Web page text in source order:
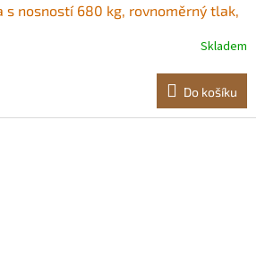
s nosností 680 kg, rovnoměrný tlak,
Skladem
Do košíku